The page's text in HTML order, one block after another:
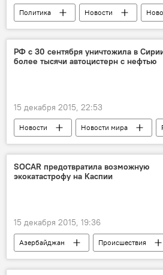
Политика Новости
Россия
РФ с 30 сентября уничтожила в
более тысячи автоцистерн с нефтью
15 декабря 2015, 22:53
Новости Новости мира
SOCAR предотвратила возможную
экокатастрофу на Каспии
15 декабря 2015, 19:36
Азербайджан
Происшествия
Новости
ЖИЗНЬ